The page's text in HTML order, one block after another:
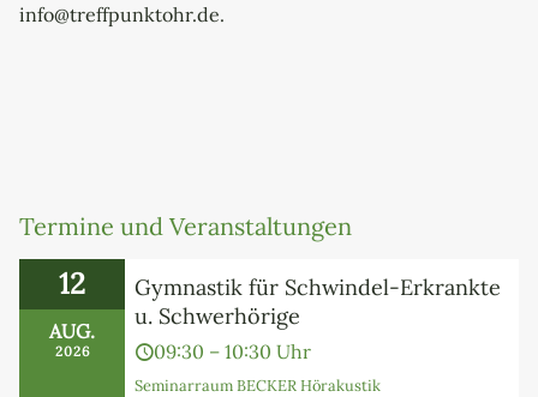
info@treffpunktohr.de.
Termine und Veranstaltungen
12
AUG.
2026
Gymnastik für Schwindel-Erkrankte
u. Schwerhörige
09:30 – 10:30 Uhr
Seminarraum BECKER Hörakustik